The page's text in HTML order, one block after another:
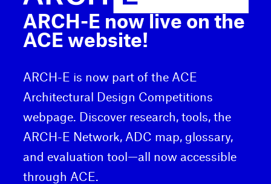
ARCH-E now live on the
ACE website!
ARCH-E is now part of the ACE
Architectural Design Competitions
webpage. Discover research, tools, the
ARCH-E Network, ADC map, glossary,
and evaluation tool—all now accessible
through ACE.